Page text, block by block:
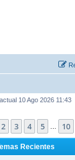
10 Ago 2026 11:43
de 10
2 3 4 5 10
Recientes